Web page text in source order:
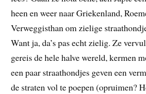
heen en weer naar Griekenland,
Verweggisthan om zielige
Want ja, da’s pas echt zielig. Ze
gereis de hele halve wereld, kermen
een paar straathondjes geven een
de straten vol te poepen (opruimen?